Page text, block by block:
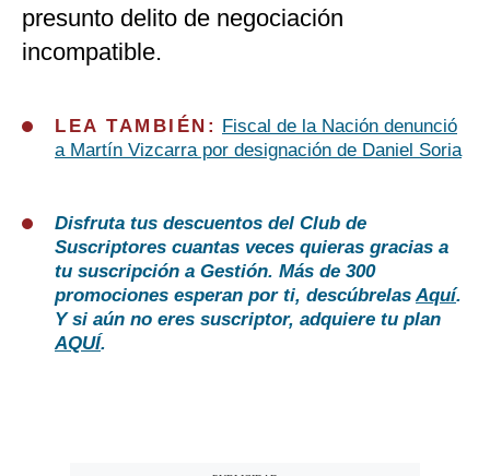
presunto delito de negociación
incompatible.
LEA TAMBIÉN:
Fiscal de la Nación denunció
a Martín Vizcarra por designación de Daniel Soria
Disfruta tus descuentos del Club de
Suscriptores cuantas veces quieras gracias a
tu suscripción a Gestión. Más de 300
promociones esperan por ti, descúbrelasAquí.
Y si aún no eres suscriptor, adquiere tu plan
AQUÍ.